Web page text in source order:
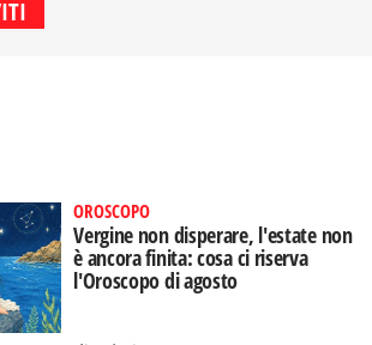
OROSCOPO
Vergine non disperare, l'estate non
è ancora finita: cosa ci riserva
l'Oroscopo di agosto